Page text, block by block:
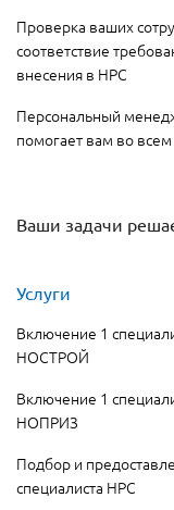
Проверка ваших
соответствие
внесения в НРС
Персональный
помогает вам во всем
Ваши задачи
Услуги
Включение 1
НОСТРОЙ
Включение 1
НОПРИЗ
Подбор и
специалиста НРС